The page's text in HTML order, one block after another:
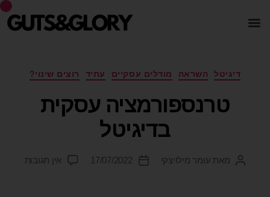
דיגיטל השראה מודלים עסקיים עתיד רוצים שינוי?
טרנספורמציה עסקית
בדיגיטל
מאת עומר מילויצקי 17/07/2022 אין תגובות